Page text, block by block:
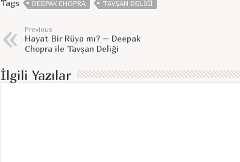
Tags DEEPAK CHOPRA TAVŞAN DELIĞI
Previous
Hayat Bir Rüya mı? – Deepak
Chopra ile Tavşan Deliği
İlgili Yazılar